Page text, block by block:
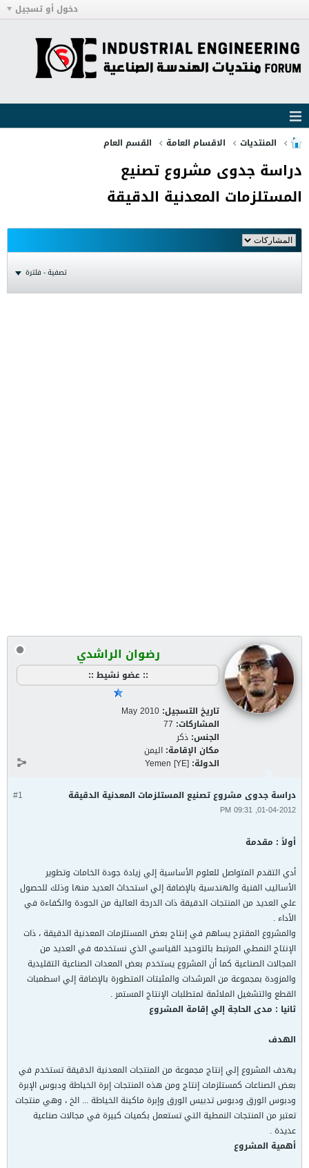
دخول أو تسجيل
المنتديات الاقسام العامة القسم العام
دراسة جدوى مشروع تصنيع
المستلزمات المعدنية الدقيقة
تصفية - فلترة
رضوان الراشدي
:: عضو نشيط ::
تاريخ التسجيل: May 2010
المشاركات: 77
الجنس: ذكر
مكان الإقامة: اليمن
الدولة: Yemen [YE]
#1 دراسة جدوى مشروع تصنيع المستلزمات المعدنية الدقيقة
01-04-2012, 09:31 PM
أولاً : مقدمة
أدي التقدم المتواصل للعلوم الأساسية إلي زيادة جودة الخامات وتطوير
الأساليب الفنية والهندسية بالإضافة إلي استحداث العديد منها وذلك للحصول
علي العديد من المنتجات الدقيقة ذات الدرجة العالية من الجودة والكفاءة في
الأداء .
والمشروع المقترح يساهم في إنتاج بعض المستلزمات المعدنية الدقيقة ، ذات
الإنتاج النمطي المرتبط بالتوحيد القياسي الذي نستخدمه في العديد من
المجالات الصناعية كما أن المشروع يستخدم بعض المعدات الصناعية التقليدية
والمزودة بمجموعة من المرشدات والمثبتات المتطورة بالإضافة إلي اسطمبات
القطع والتشغيل الملائمة لمتطلبات الإنتاج المستمر .
ثانيا : مدى الحاجة إلي إقامة المشروع
الهدف
يهدف المشروع إلي إنتاج مجموعة من المنتجات المعدنية الدقيقة تستخدم في
بعض الصناعات كمستلزمات إنتاج ومن هذه المنتجات إبرة الخياطة ودبوس الإبرة
ودبوس الورق ودبوس تدبيس الورق وإبرة ماكينة الخياطة ... الخ ، وهي منتجات
تعتبر من المنتجات النمطية التي تستعمل بكميات كبيرة في مجالات صناعية
عديدة .
أهمية المشروع